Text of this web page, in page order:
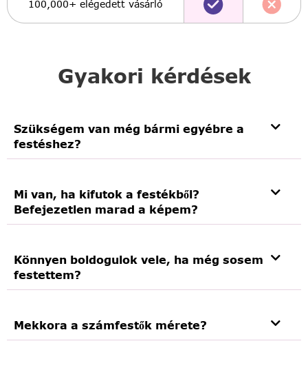
Gyakori kérdések
Szükségem van még bármi egyébre a
festéshez?
Mi van, ha kifutok a festékből?
Befejezetlen marad a képem?
Könnyen boldogulok vele, ha még sosem
festettem?
Mekkora a számfestők mérete?
100,000+ elégedett vásárló